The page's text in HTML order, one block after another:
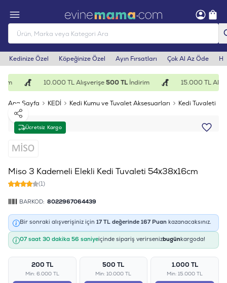
Kedinize Özel Köpeğinize Özel Ayın Fırsatları Çok Al Az Öde
10.000 TL Alışverişe500 TLİndirim 15.000 TL
Ana Sayfa KEDİ Kedi Kumu ve Tuvalet Aksesuarları Kedi Tuvaleti
Ücretsiz Kargo
Paylaş
Miso 3 Kademeli Elekli Kedi Tuvaleti 54x38x16cm
(1)
BARKOD: 8022967064439
Bir sonraki alışverişiniz için 17TL değerinde 167Puan kazanacaksınız.
07 saat 30 dakika 56 saniyeiçinde sipariş verirsenizbugünkargoda!
200 TL
Min: 6.000 TL
500 TL
Min: 10.000 TL
1.000 TL
Min: 15.000 TL